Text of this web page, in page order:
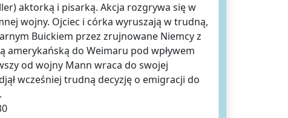
aktorką i pisarką. Akcja rozgrywa się w
wojny. Ojciec i córka wyruszają w trudną,
Buickiem przez zrujnowane Niemcy z
do Weimaru pod wpływem
od wojny Mann wraca do swojej
wcześniej trudną decyzję o emigracji do